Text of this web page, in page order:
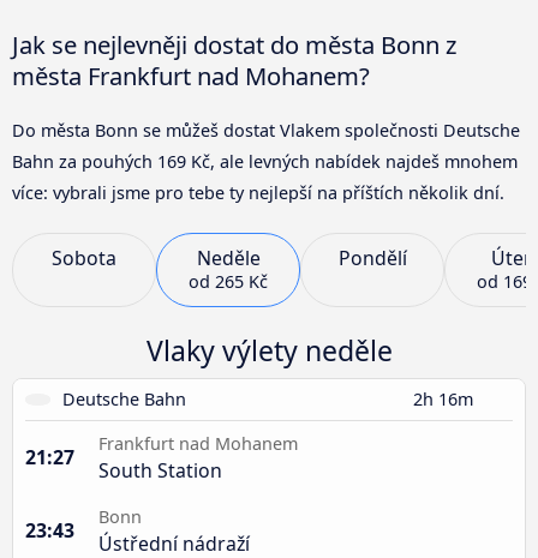
Jak se nejlevněji dostat do města Bonn z
města Frankfurt nad Mohanem?
Do města Bonn se můžeš dostat Vlakem společnosti Deutsche
Bahn za pouhých 169 Kč, ale levných nabídek najdeš mnohem
více: vybrali jsme pro tebe ty nejlepší na příštích několik dní.
Sobota Neděle
od 265 Kč
Pondělí
od 169
Vlaky výlety neděle
Deutsche Bahn 2h 16m
21:27
Frankfurt nad Mohanem
South Station
23:43
Bonn
Ústřední nádraží